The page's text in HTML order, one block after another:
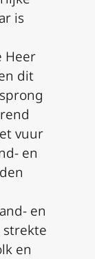
is
Heer
dit
vuur
en
en
strekte
en